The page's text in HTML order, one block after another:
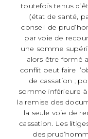
toutefois tenus
(état de santé,
conseil de
par voie de
une somme
alors être formé
conflit peut faire
de cassation ;
somme inférieure
la remise des
la seule voie de
cassation. Les
des